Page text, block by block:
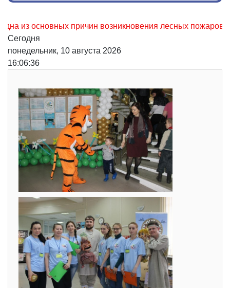
основных причин возникновения лесных пожаров, не
Сегодня
понедельник, 10 августа 2026
16:06:37